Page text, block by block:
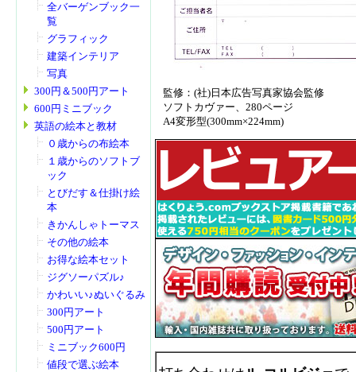
全バーゲンブック一
覧
グラフィック
建築インテリア
写真
300円＆500円アート
600円ミニブック
英語の絵本と教材
０歳からの布絵本
１歳からのソフトブ
ック
とびだす＆仕掛け絵
本
きかんしゃトーマス
その他の絵本
お得な絵本セット
ジグソーパズル♪
かわいい♪ぬいぐるみ
300円アート
500円アート
ミニブック600円
値段で選ぶ絵本
監修：(社)日本広告写真家協会監修
ソフトカヴァー、280ページ
A4変形型(300mm×224mm)